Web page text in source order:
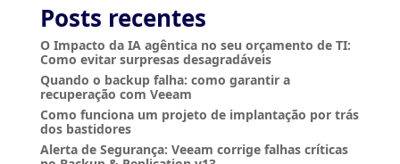
Posts recentes
O Impacto da IA agêntica no seu orçamento de TI:
Como evitar surpresas desagradáveis
Quando o backup falha: como garantir a
recuperação com Veeam
Como funciona um projeto de implantação por trás
dos bastidores
Alerta de Segurança: Veeam corrige falhas críticas